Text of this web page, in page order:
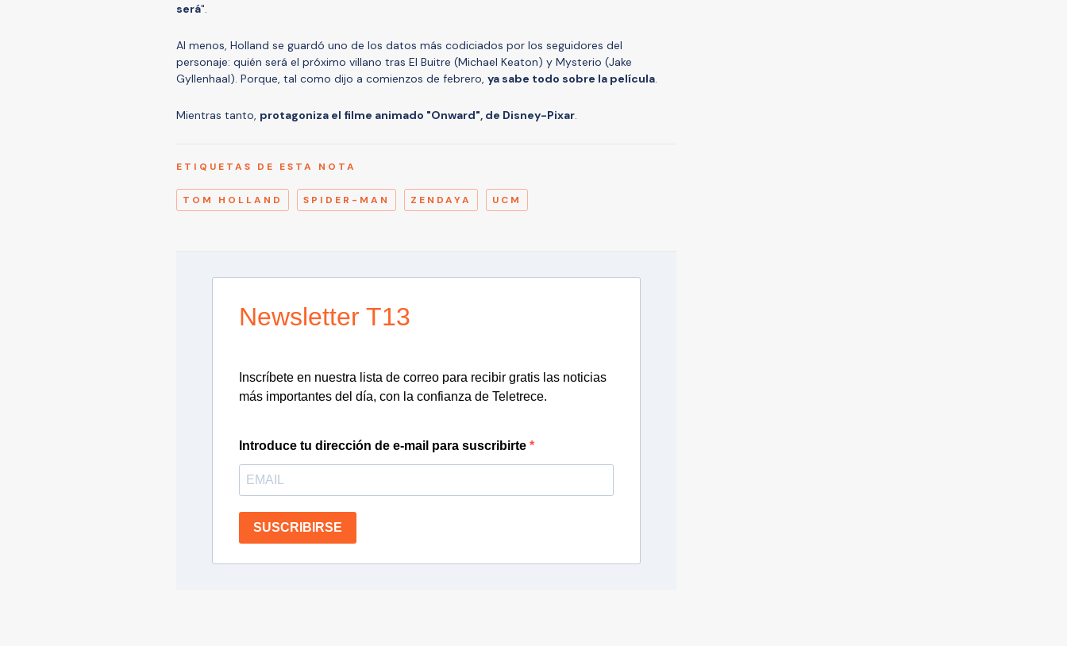
será".
Al menos, Holland se guardó uno de los datos más codiciados por los seguidores del
personaje: quién será el próximo villano tras El Buitre (Michael Keaton) y Mysterio (Jake
Gyllenhaal). Porque, tal como dijo a comienzos de febrero, ya sabe todo sobre la película.
Mientras tanto, protagoniza el filme animado "Onward", de Disney-Pixar.
ETIQUETAS DE ESTA NOTA
TOM HOLLAND SPIDER-MAN ZENDAYA UCM
Newsletter T13
Inscríbete en nuestra lista de correo para recibir gratis las noticias
más importantes del día, con la confianza de Teletrece.
Introduce tu dirección de e-mail para suscribirte
SUSCRIBIRSE